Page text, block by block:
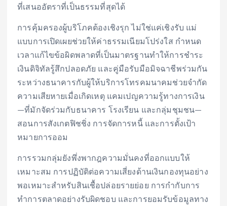
ที่เสนออัตราที่เป็นธรรมที่สุดได้
การคุ้มครองผู้บริโภคต้องเชิงรุก ไม่ใช่แค่เชิงรับ แม่
แบบการเปิดเผยช่วยให้ค่าธรรมเนียมโปร่งใส กำหนด
เวลาแก้ไขข้อผิดพลาดที่เป็นมาตรฐานทำให้การชำระ
เงินดิจิทัลรู้สึกปลอดภัย และคู่มือรับมือมิจฉาชีพร่วมกัน
ระหว่างธนาคารกับผู้ให้บริการโทรคมนาคมช่วยจำกัด
ความเสียหายเมื่อเกิดเหตุ แคมเปญความรู้ทางการเงิน
—ที่มักจัดร่วมกับธนาคาร โรงเรียน และกลุ่มชุมชน—
สอนการสังเกตฟิชชิ่ง การจัดการหนี้ และการตั้งเป้า
หมายการออม
การรวมกลุ่มยังพึ่งพากฎความมั่นคงที่ออกแบบให้
เหมาะสม การปฏิบัติต่อความเสี่ยงด้านเงินกองทุนอย่าง
พอเหมาะสำหรับสินเชื้อปล่อยรายย่อย การกำกับการ
ทำการตลาดอย่างรับผิดชอบ และการยอมรับข้อมูลทาง